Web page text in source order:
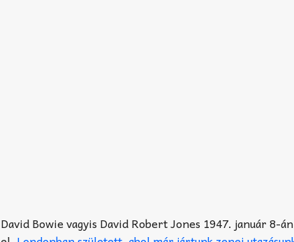
David Bowie vagyis David Robert Jones 1947. január 8-